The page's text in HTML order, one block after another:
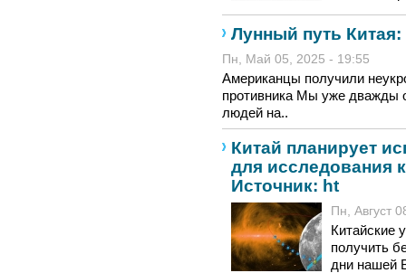
Лунный путь
Пн, Май 05, 2025 - 19:55
Американцы получили
противника Мы уже дважды
людей на..
Китай планирует
для исследования
Источник: ht
Пн, Август
Китайские
получить
дни нашей